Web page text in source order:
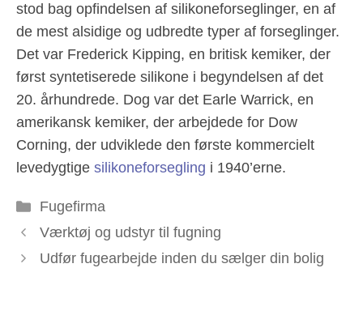
stod bag opfindelsen af silikoneforseglinger, en af
de mest alsidige og udbredte typer af forseglinger.
Det var Frederick Kipping, en britisk kemiker, der
først syntetiserede silikone i begyndelsen af det
20. århundrede. Dog var det Earle Warrick, en
amerikansk kemiker, der arbejdede for Dow
Corning, der udviklede den første kommercielt
levedygtige silikoneforsegling i 1940’erne.
Kategorier
Fugefirma
Værktøj og udstyr til fugning
Udfør fugearbejde inden du sælger din bolig